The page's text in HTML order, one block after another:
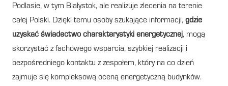
Podlasie, w tym Białystok, ale realizuje zlecenia na terenie
całej Polski. Dzięki temu osoby szukające informacji, gdzie
uzyskać świadectwo charakterystyki energetycznej, mogą
skorzystać z fachowego wsparcia, szybkiej realizacji i
bezpośredniego kontaktu z zespołem, który na co dzień
zajmuje się kompleksową oceną energetyczną budynków.